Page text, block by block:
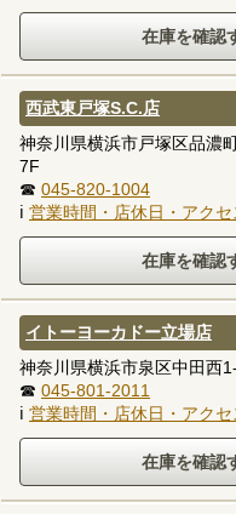
西武東戸塚S.C.店
神奈川県横浜市戸塚区品濃
7F
☎ 045-820-1004
ℹ 営業時間・店休日・アク
イトーヨーカドー立場店
神奈川県横浜市泉区中田西
☎ 045-801-2011
ℹ 営業時間・店休日・アク